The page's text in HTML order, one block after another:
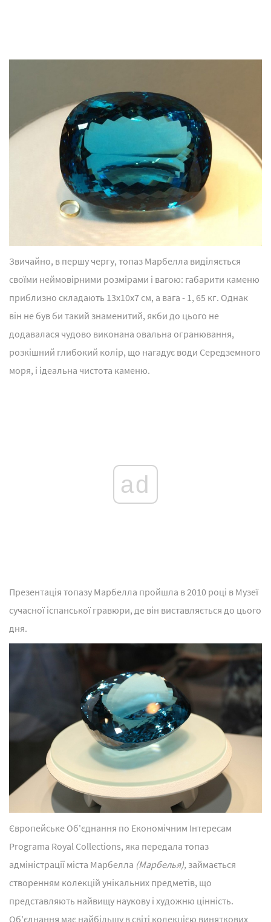
Звичайно, в першу чергу, топаз Марбелла виділяється
своїми неймовірними розмірами і вагою: габарити каменю
приблизно складають 13x10x7 см, а вага - 1, 65 кг. Однак
він не був би такий знаменитий, якби до цього не
додавалася чудово виконана овальна огранювання,
розкішний глибокий колір, що нагадує води Середземного
моря, і ідеальна чистота каменю.
ad
Презентація топазу Марбелла пройшла в 2010 році в Музеї
сучасної іспанської гравюри, де він виставляється до цього
дня.
Європейське Об'єднання по Економічним Інтересам
Programa Royal Сollections, яка передала топаз
адміністрації міста Марбелла (Марбелья), займається
створенням колекцій унікальних предметів, що
представляють найвищу наукову і художню цінність.
Об'єднання має найбільшу в світі колекцією виняткових